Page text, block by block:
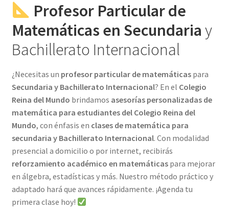
Profesor Particular de
Matemáticas en Secundaria y
Bachillerato Internacional
¿Necesitas un profesor particular de matemáticaspara
Secundaria y Bachillerato Internacional? En el Colegio
Reina del Mundo brindamos asesorías personalizadas de
matemática para estudiantes del Colegio Reina del
Mundo, con énfasis en clases de matemática para
secundaria y Bachillerato Internacional. Con modalidad
presencial a domicilio o por internet, recibirás
reforzamiento académico en matemáticaspara mejorar
en álgebra, estadísticas y más. Nuestro método práctico y
adaptado hará que avances rápidamente. ¡Agenda tu
primera clase hoy!